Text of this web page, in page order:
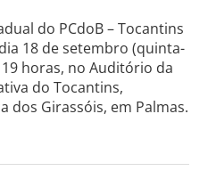
do PCdoB – Tocantins
18 de setembro (quinta-
horas, no Auditório da
do Tocantins,
dos Girassóis, em Palmas.